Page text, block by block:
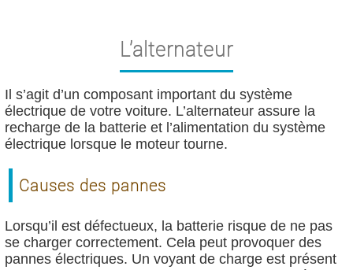
L’alternateur
Il s’agit d’un composant important du système
électrique de votre voiture. L’alternateur assure la
recharge de la batterie et l’alimentation du système
électrique lorsque le moteur tourne.
Causes des pannes
Lorsqu’il est défectueux, la batterie risque de ne pas
se charger correctement. Cela peut provoquer des
pannes électriques. Un voyant de charge est présent